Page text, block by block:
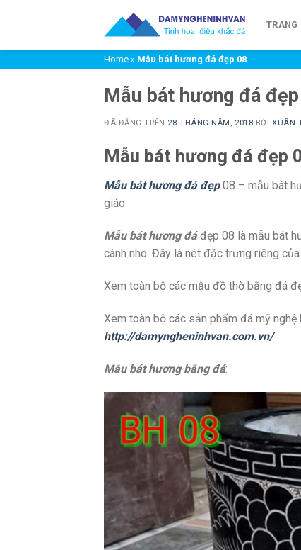
TRANG
Home » Mẫu bát hương đá đẹp 08
Mẫu bát hương đá
ĐÃ ĐĂNG TRÊN 28 THÁNG NĂM, 2018 BỞIXUÂN
Mẫu bát hương đá đẹp
Mẫu bát hương đá đẹp08 – mẫu bát
giáo
Mẫu bát hương đáđẹp 08 là mẫu bát
cành nho. Đây là nét đặc trưng riêng
Xem toàn bộ các mẫu đồ thờ bằng đá
Xem toàn bộ các sản phẩm đá mỹ
http://damyngheninhvan.com.vn/
Mẫu bát hương bằng đá: